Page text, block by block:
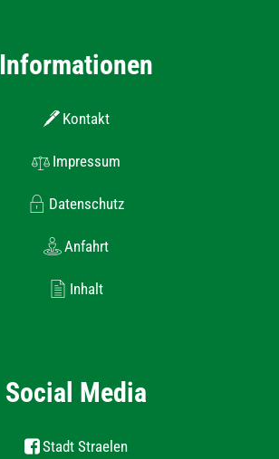
Informationen
Kontakt
Impressum
Datenschutz
Anfahrt
Inhalt
Social Media
Stadt Straelen